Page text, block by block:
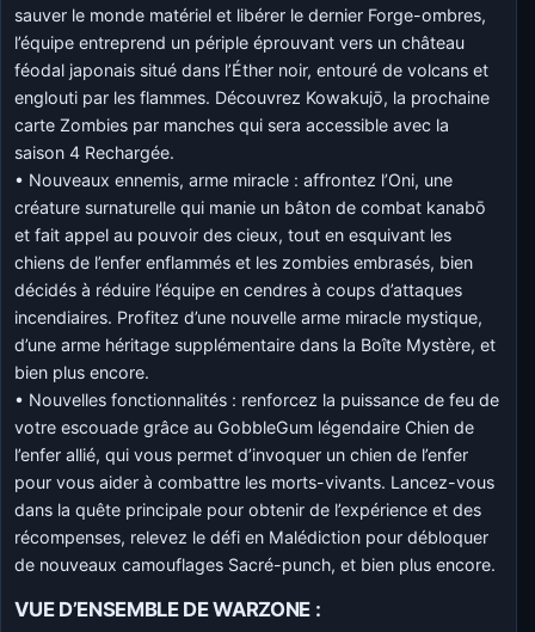
sauver le monde matériel et libérer le dernier Forge-ombres,
l’équipe entreprend un périple éprouvant vers un château
féodal japonais situé dans l’Éther noir, entouré de volcans et
englouti par les flammes. Découvrez Kowakujō, la prochaine
carte Zombies par manches qui sera accessible avec la
saison 4 Rechargée.
• Nouveaux ennemis, arme miracle : affrontez l’Oni, une
créature surnaturelle qui manie un bâton de combat kanabō
et fait appel au pouvoir des cieux, tout en esquivant les
chiens de l’enfer enflammés et les zombies embrasés, bien
décidés à réduire l’équipe en cendres à coups d’attaques
incendiaires. Profitez d’une nouvelle arme miracle mystique,
d’une arme héritage supplémentaire dans la Boîte Mystère, et
bien plus encore.
• Nouvelles fonctionnalités : renforcez la puissance de feu de
votre escouade grâce au GobbleGum légendaire Chien de
l’enfer allié, qui vous permet d’invoquer un chien de l’enfer
pour vous aider à combattre les morts-vivants. Lancez-vous
dans la quête principale pour obtenir de l’expérience et des
récompenses, relevez le défi en Malédiction pour débloquer
de nouveaux camouflages Sacré-punch, et bien plus encore.
VUE D’ENSEMBLE DE WARZONE :